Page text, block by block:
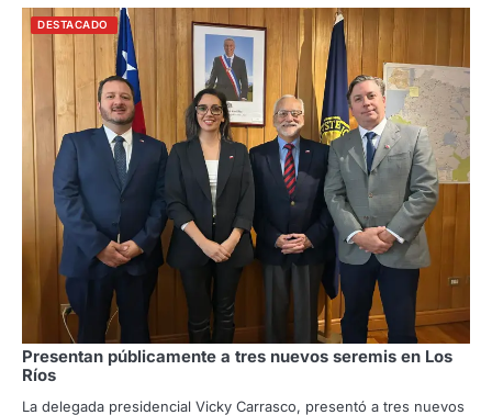
DESTACADO
Presentan públicamente a tres nuevos seremis en Los
Ríos
La delegada presidencial Vicky Carrasco, presentó a tres nuevos